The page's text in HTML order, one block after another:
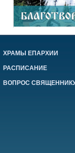
ХРАМЫ ЕПАРХИИ
РАСПИСАНИЕ
ВОПРОС